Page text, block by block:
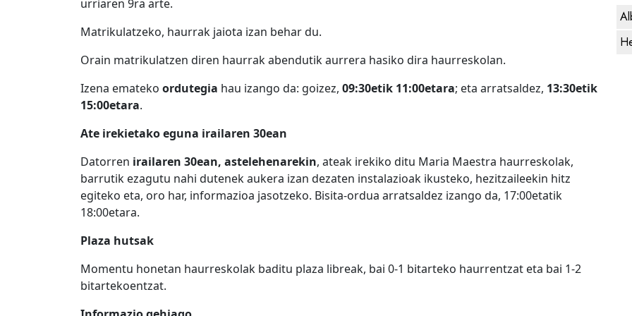
urriaren 9ra arte.
Matrikulatzeko, haurrak jaiota izan behar du.
Orain matrikulatzen diren haurrak abendutik aurrera hasiko dira haurreskolan.
Izena emateko ordutegia hau izango da: goizez, 09:30etik 11:00etara; eta arratsaldez, 13:30etik
15:00etara.
Ate irekietako eguna irailaren 30ean
Datorren irailaren 30ean, astelehenarekin, ateak irekiko ditu Maria Maestra haurreskolak,
barrutik ezagutu nahi dutenek aukera izan dezaten instalazioak ikusteko, hezitzaileekin hitz
egiteko eta, oro har, informazioa jasotzeko. Bisita-ordua arratsaldez izango da, 17:00etatik
18:00etara.
Plaza hutsak
Momentu honetan haurreskolak baditu plaza libreak, bai 0-1 bitarteko haurrentzat eta bai 1-2
bitartekoentzat.